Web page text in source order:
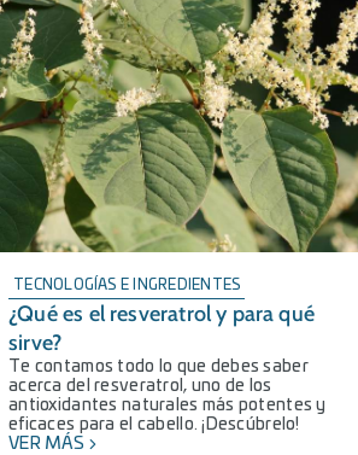
TECNOLOGÍAS E INGREDIENTES
¿Qué es el resveratrol y para qué
sirve?
Te contamos todo lo que debes saber
acerca del resveratrol, uno de los
antioxidantes naturales más potentes y
eficaces para el cabello. ¡Descúbrelo!
VER MÁS